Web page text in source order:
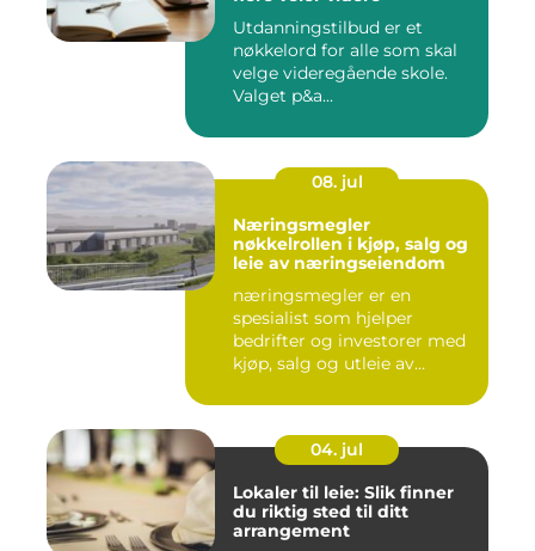
Utdanningstilbud er et
nøkkelord for alle som skal
velge videregående skole.
Valget p&a...
08. jul
Næringsmegler
nøkkelrollen i kjøp, salg og
leie av næringseiendom
næringsmegler er en
spesialist som hjelper
bedrifter og investorer med
kjøp, salg og utleie av
04. jul
Lokaler til leie: Slik finner
du riktig sted til ditt
arrangement